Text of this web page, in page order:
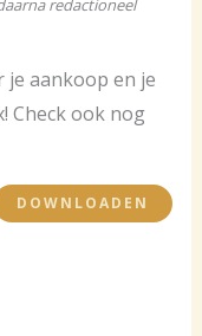
redactioneel
aankoop en je
Check ook nog
DOWNLOADEN